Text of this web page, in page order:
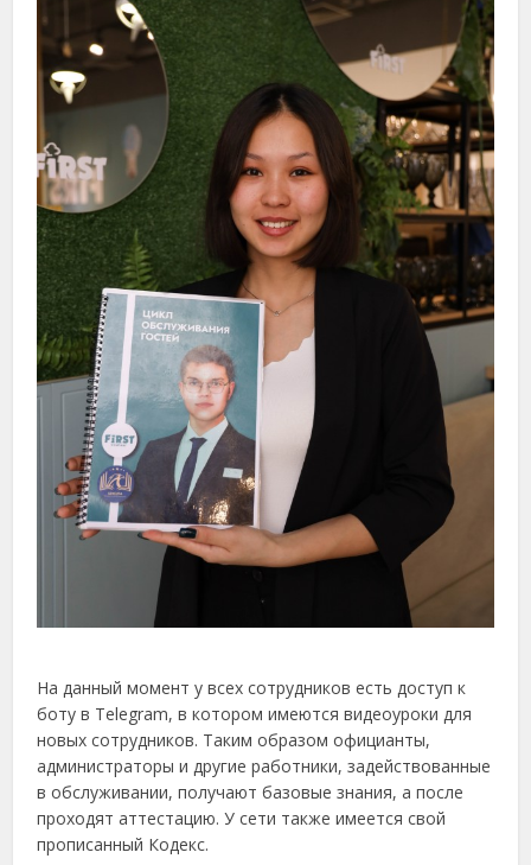
На данный момент у всех сотрудников есть доступ к
боту в Telegram, в котором имеются видеоуроки для
новых сотрудников. Таким образом официанты,
администраторы и другие работники, задействованные
в обслуживании, получают базовые знания, а после
проходят аттестацию. У сети также имеется свой
прописанный Кодекс.